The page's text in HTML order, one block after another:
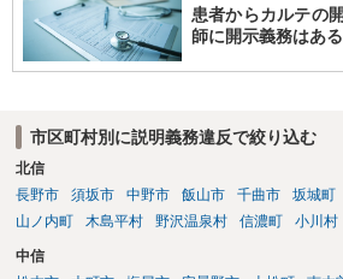
患者からカルテの
師に開示義務はある
市区町村別に説明義務違反で絞り込む
北信
長野市
須坂市 中野市 飯山市 千曲市 坂城町
山ノ内町
木島平村 野沢温泉村 信濃町 小川村
中信